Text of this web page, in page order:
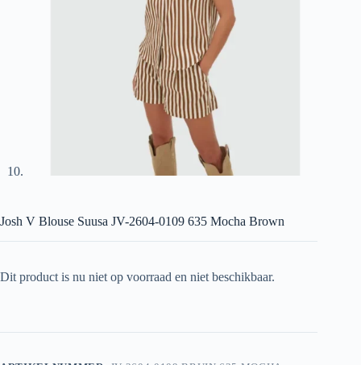
Josh V Blouse Suusa JV-2604-0109 635 Mocha Brown
Dit product is nu niet op voorraad en niet beschikbaar.